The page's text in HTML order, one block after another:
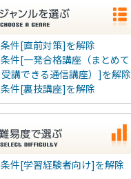
条件[直前対策]を解除
条件[一発合格講座（まとめて
受講できる通信講座）]を解除
条件[裏技講座]を解除
条件[学習経験者向け]を解除